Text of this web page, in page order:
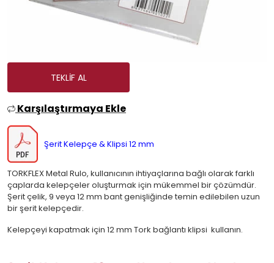
TEKLIF AL
Karşılaştırmaya Ekle
Şerit Kelepçe & Klipsi 12 mm
TORKFLEX Metal Rulo, kullanıcının ihtiyaçlarına bağlı olarak farklı
çaplarda kelepçeler oluşturmak için mükemmel bir çözümdür.
Şerit çelik, 9 veya 12 mm bant genişliğinde temin edilebilen uzun
bir şerit kelepçedir.
Kelepçeyi kapatmak için 12 mm Tork bağlantı klipsi kullanın.